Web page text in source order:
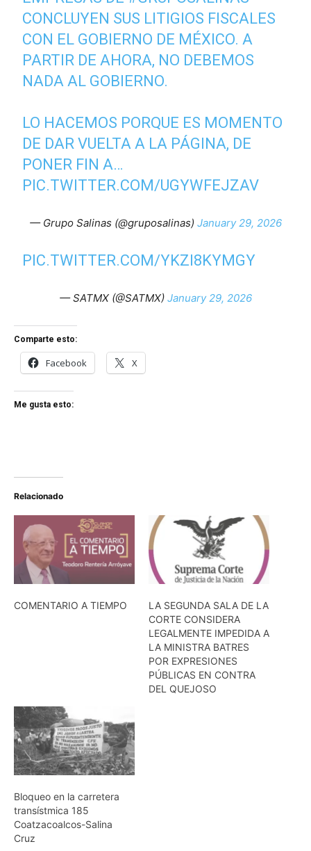
CONCLUYEN SUS LITIGIOS FISCALES
CON EL GOBIERNO DE MÉXICO. A
PARTIR DE AHORA, NO DEBEMOS
NADA AL GOBIERNO.
LO HACEMOS PORQUE ES MOMENTO
DE DAR VUELTA A LA PÁGINA, DE
PONER FIN A…
PIC.TWITTER.COM/UGYWFEJZAV
— Grupo Salinas (@gruposalinas) January 29, 2026
PIC.TWITTER.COM/YKZI8KYMGY
— SATMX (@SATMX) January 29, 2026
Comparte esto:
Facebook X
Me gusta esto:
Relacionado
COMENTARIO A TIEMPO
LA SEGUNDA SALA DE LA
CORTE CONSIDERA
LEGALMENTE IMPEDIDA A
LA MINISTRA BATRES
POR EXPRESIONES
PÚBLICAS EN CONTRA
DEL QUEJOSO
Bloqueo en la carretera
transístmica 185
Coatzacoalcos-Salina
Cruz